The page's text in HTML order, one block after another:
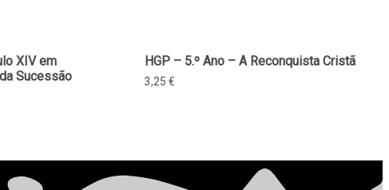
XIV em
Sucessão
HGP – 5.º Ano – A Reconquista Cristã
3,25 €